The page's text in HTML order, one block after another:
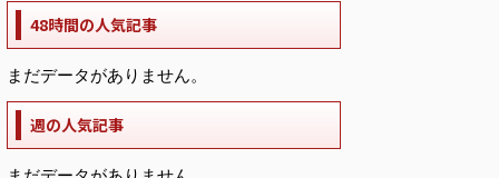
48時間の人気記事
まだデータがありません。
週の人気記事